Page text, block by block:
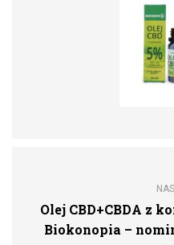
Olej CBD+CBDA z
Biokonopia –